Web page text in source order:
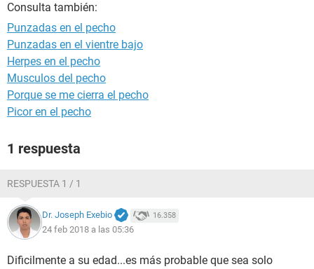
Consulta también:
Punzadas en el pecho
Punzadas en el vientre bajo
Herpes en el pecho
Musculos del pecho
Porque se me cierra el pecho
Picor en el pecho
1 respuesta
RESPUESTA 1 / 1
Dr. Joseph Exebio 16.358
24 feb 2018 a las 05:36
Dificilmente a su edad...es más probable que sea solo